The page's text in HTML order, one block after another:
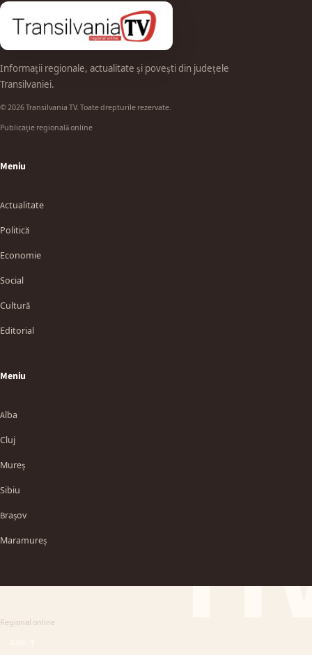
Informații regionale, actualitate și povești din județele
Transilvaniei.
© 2026 Transilvania TV. Toate drepturile rezervate.
Publicație regională online
Meniu
Actualitate
Politică
Economie
Social
Cultură
Editorial
Meniu
Alba
Cluj
Mureș
Sibiu
Brașov
Maramureș
Regional online